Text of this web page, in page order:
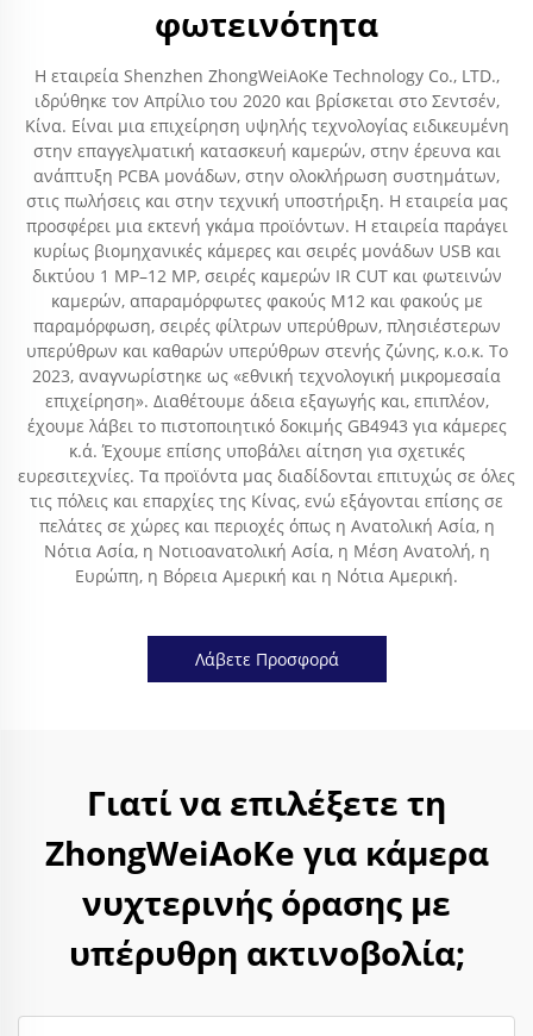
φωτεινότητα
Η εταιρεία Shenzhen ZhongWeiAoKe Technology Co., LTD.,
ιδρύθηκε τον Απρίλιο του 2020 και βρίσκεται στο Σεντσέν,
Κίνα. Είναι μια επιχείρηση υψηλής τεχνολογίας ειδικευμένη
στην επαγγελματική κατασκευή καμερών, στην έρευνα και
ανάπτυξη PCBA μονάδων, στην ολοκλήρωση συστημάτων,
στις πωλήσεις και στην τεχνική υποστήριξη. Η εταιρεία μας
προσφέρει μια εκτενή γκάμα προϊόντων. Η εταιρεία παράγει
κυρίως βιομηχανικές κάμερες και σειρές μονάδων USB και
δικτύου 1 MP–12 MP, σειρές καμερών IR CUT και φωτεινών
καμερών, απαραμόρφωτες φακούς M12 και φακούς με
παραμόρφωση, σειρές φίλτρων υπερύθρων, πλησιέστερων
υπερύθρων και καθαρών υπερύθρων στενής ζώνης, κ.ο.κ. Το
2023, αναγνωρίστηκε ως «εθνική τεχνολογική μικρομεσαία
επιχείρηση». Διαθέτουμε άδεια εξαγωγής και, επιπλέον,
έχουμε λάβει το πιστοποιητικό δοκιμής GB4943 για κάμερες
κ.ά. Έχουμε επίσης υποβάλει αίτηση για σχετικές
ευρεσιτεχνίες. Τα προϊόντα μας διαδίδονται επιτυχώς σε όλες
τις πόλεις και επαρχίες της Κίνας, ενώ εξάγονται επίσης σε
πελάτες σε χώρες και περιοχές όπως η Ανατολική Ασία, η
Νότια Ασία, η Νοτιοανατολική Ασία, η Μέση Ανατολή, η
Ευρώπη, η Βόρεια Αμερική και η Νότια Αμερική.
Λάβετε Προσφορά
Γιατί να επιλέξετε τη
ZhongWeiAoKe για κάμερα
νυχτερινής όρασης με
υπέρυθρη ακτινοβολία;